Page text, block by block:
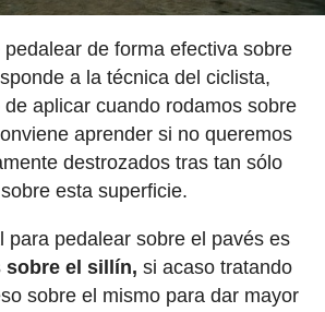
de forma efectiva sobre
a la técnica del ciclista,
aplicar cuando rodamos sobre
aprender si no queremos
destrozados tras tan sólo
esta superficie.
para pedalear sobre el pavés es
sobre el sillín, si acaso tratando
sobre el mismo para dar mayor